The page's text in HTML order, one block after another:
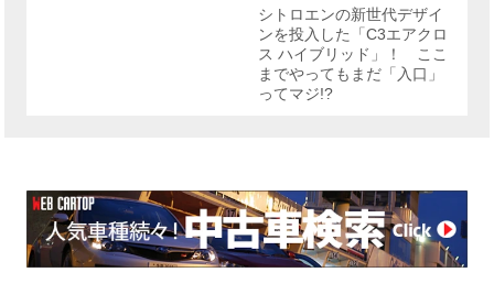
シトロエンの新世代デザイ
ンを投入した「C3エアクロ
ス ハイブリッド」！ ここ
までやってもまだ「入口」
ってマジ!?